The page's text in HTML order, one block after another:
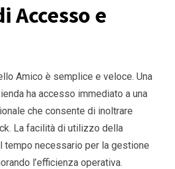
Accesso e
Amico è semplice e veloce. Una
ha accesso immediato a una
che consente di inoltrare
La facilità di utilizzo della
tempo necessario per la gestione
l’efficienza operativa.